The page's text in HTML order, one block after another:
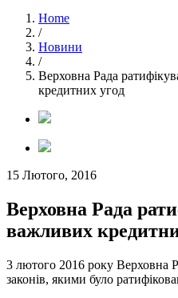
Home
/
Новини
/
Верховна Рада
кредитних угод
15 Лютого, 2016
Верховна Рада
важливих
3 лютого 2016 року Верховна
законів, якими було